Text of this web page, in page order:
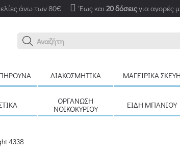
άνω των 80€ Έως και20 δόσειςγια αγορές
Αναζήτηση εδ
ΔΙΑΚΟΣΜΗΤΙΚΆ ΜΑΓΕΙΡΙΚΆ ΣΚΕΎΗ
ΟΡΓΆΝΩΣΗ
ΝΟΙΚΟΚΥΡΙΟΎ
ΕΊΔΗ ΜΠΆΝΙΟΥ
4338